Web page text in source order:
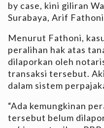
by case, kini giliran
Surabaya, Arif
Menurut Fathoni,
peralihan hak atas
dilaporkan oleh
transaksi tersebut.
dalam sistem
“Ada kemungkinan
tersebut belum